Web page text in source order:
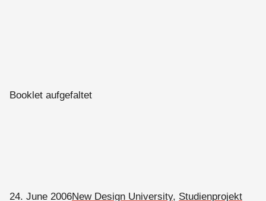
Booklet aufgefaltet
24. June 2006New Design University, Studienprojekt